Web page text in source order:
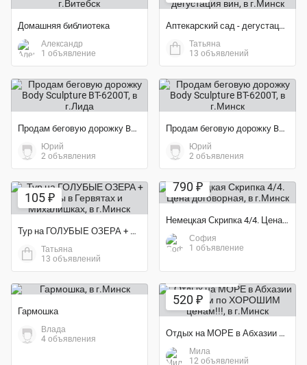
Домашняя библиотека
Александр
1 объявление
Аптекарский сад - дегустация вин
Татьяна
13 объявлений
Продам беговую дорожку Body Sculpture BT-6200T
Юрий
2 объявления
Продам беговую дорожку Body Sculpture BT-6200T
Юрий
2 объявления
105 ₽
Тур на ГОЛУБЫЕ ОЗЕРА + храмы в Гервятах и Михалишках
Татьяна
13 объявлений
790 ₽
Немецкая Скрипка 4/4. Цена договорная
София
1 объявление
Гармошка
Влада
4 объявления
520 ₽
Отдых на МОРЕ в Абхазии поездом по ХОРОШИМ ценам!!!
Мила
12 объявлений